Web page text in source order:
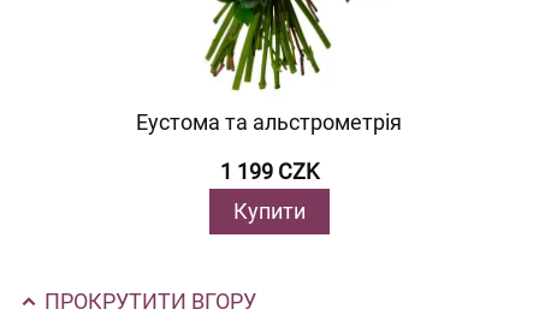
Еустома та альстрометрія
1 199 CZK
Купити
ПРОКРУТИТИ ВГОРУ